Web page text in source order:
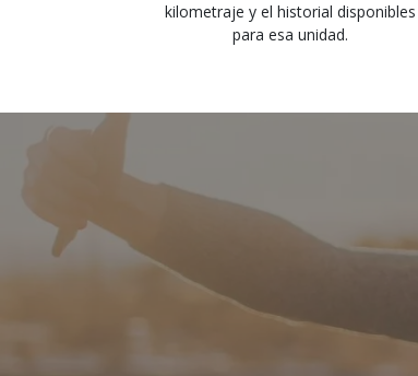
kilometraje y el historial disponibles
para esa unidad.